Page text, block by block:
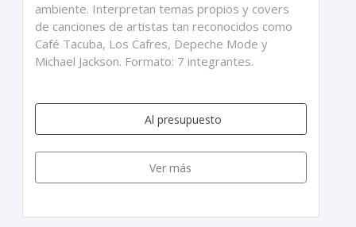
ambiente. Interpretan temas propios y covers
de canciones de artistas tan reconocidos como
Café Tacuba, Los Cafres, Depeche Mode y
Michael Jackson. Formato: 7 integrantes.
Al presupuesto
Ver más